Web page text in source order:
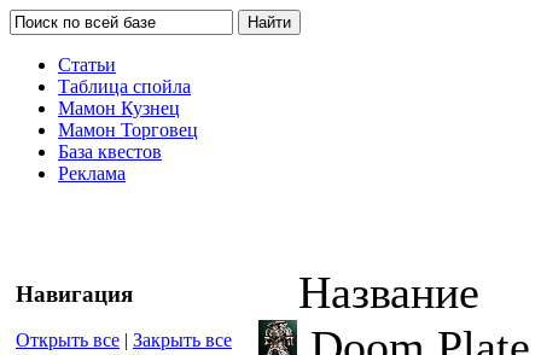
Статьи
Таблица спойла
Мамон Кузнец
Мамон Торговец
База квестов
Реклама
Навигация
Открыть все | Закрыть все
Название